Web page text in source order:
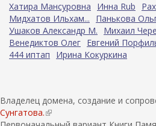
Хатира Мансуровна Инна Rub
Мидхатов Ильхам...
Панькова
Ушаков Александр М.
Михаил
Венедиктов Олег Евгений
444 иптап
Ирина Кокуркина
Владелец домена, создание и
Сунгатова.(